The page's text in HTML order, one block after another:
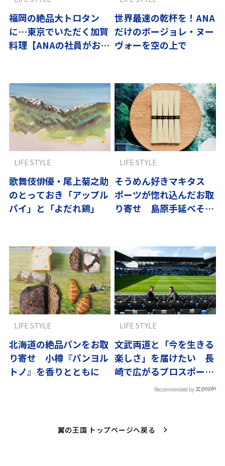
福岡の絶品大トロタン
に…東京でいただく加賀
料理【ANAの社員がおす
世界最速の乾杯を！ANA
だけのボージョレ・ヌー
ヴォーを空の上で
歌舞伎俳優・尾上菊之助
のとっておき「アップル
パイ」と「よだれ鶏」
LIFE STYLE
そうめん好きマキタス
ポーツが惚れ込んだお取
り寄せ 島原手延べそう
LIFE STYLE
北海道の絶品パンをお取
り寄せ 小樽『パンヨル
トノ』を香りとともに
LIFE STYLE
文武両道と「今を生きる
楽しさ」を届けたい 長
崎で広がるプロスポーツ
による教育改革
LIFE STYLE
Recommended by
翼の王国 トップページへ戻る